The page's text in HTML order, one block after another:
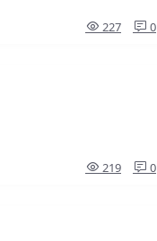
227 0
219 0